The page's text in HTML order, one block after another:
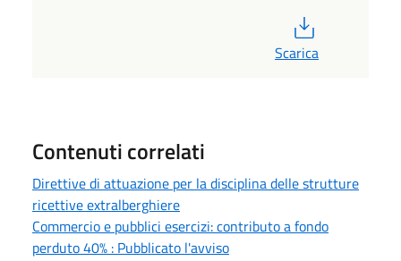
Scarica
Contenuti correlati
Direttive di attuazione per la disciplina delle strutture
ricettive extralberghiere
Commercio e pubblici esercizi: contributo a fondo
perduto 40% : Pubblicato l'avviso